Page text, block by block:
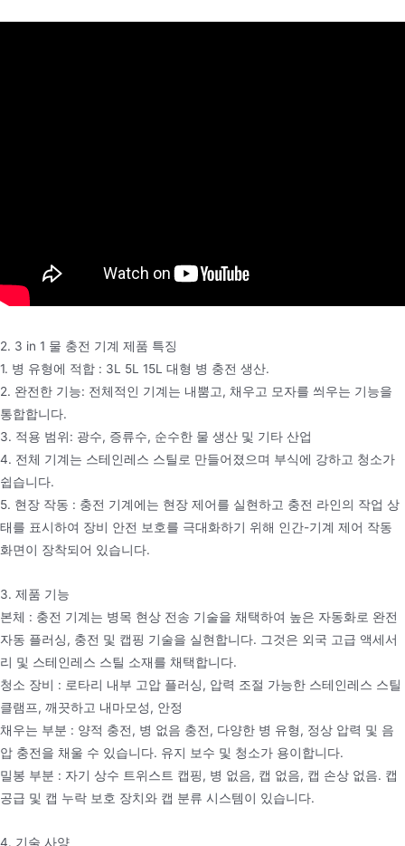
2. 3 in 1 물 충전 기계 제품 특징
1. 병 유형에 적합 : 3L 5L 15L 대형 병 충전 생산.
2. 완전한 기능: 전체적인 기계는 내뿜고, 채우고 모자를 씌우는 기능을
통합합니다.
3. 적용 범위: 광수, 증류수, 순수한 물 생산 및 기타 산업
4. 전체 기계는 스테인레스 스틸로 만들어졌으며 부식에 강하고 청소가
쉽습니다.
5. 현장 작동 : 충전 기계에는 현장 제어를 실현하고 충전 라인의 작업 상
태를 표시하여 장비 안전 보호를 극대화하기 위해 인간-기계 제어 작동
화면이 장착되어 있습니다.
3. 제품 기능
본체 : 충전 기계는 병목 현상 전송 기술을 채택하여 높은 자동화로 완전
자동 플러싱, 충전 및 캡핑 기술을 실현합니다. 그것은 외국 고급 액세서
리 및 스테인레스 스틸 소재를 채택합니다.
청소 장비 : 로타리 내부 고압 플러싱, 압력 조절 가능한 스테인레스 스틸
클램프, 깨끗하고 내마모성, 안정
채우는 부분 : 양적 충전, 병 없음 충전, 다양한 병 유형, 정상 압력 및 음
압 충전을 채울 수 있습니다. 유지 보수 및 청소가 용이합니다.
밀봉 부분 : 자기 상수 트위스트 캡핑, 병 없음, 캡 없음, 캡 손상 없음. 캡
공급 및 캡 누락 보호 장치와 캡 분류 시스템이 있습니다.
4. 기술 사양